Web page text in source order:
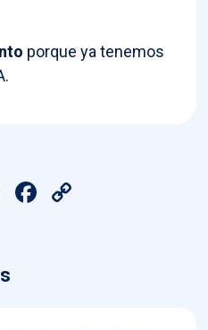
LinkedInFacebook
porque ya tenemos